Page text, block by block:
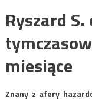
Ryszard
miesiące
Znany z afery